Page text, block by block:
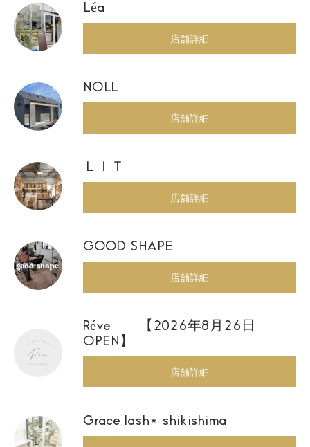
Léa
店舗詳細
NOLL
店舗詳細
ＬＩＴ
店舗詳細
GOOD SHAPE
店舗詳細
Réve 【2026年8月26日
OPEN】
店舗詳細
Grace lash⋆ shikishima